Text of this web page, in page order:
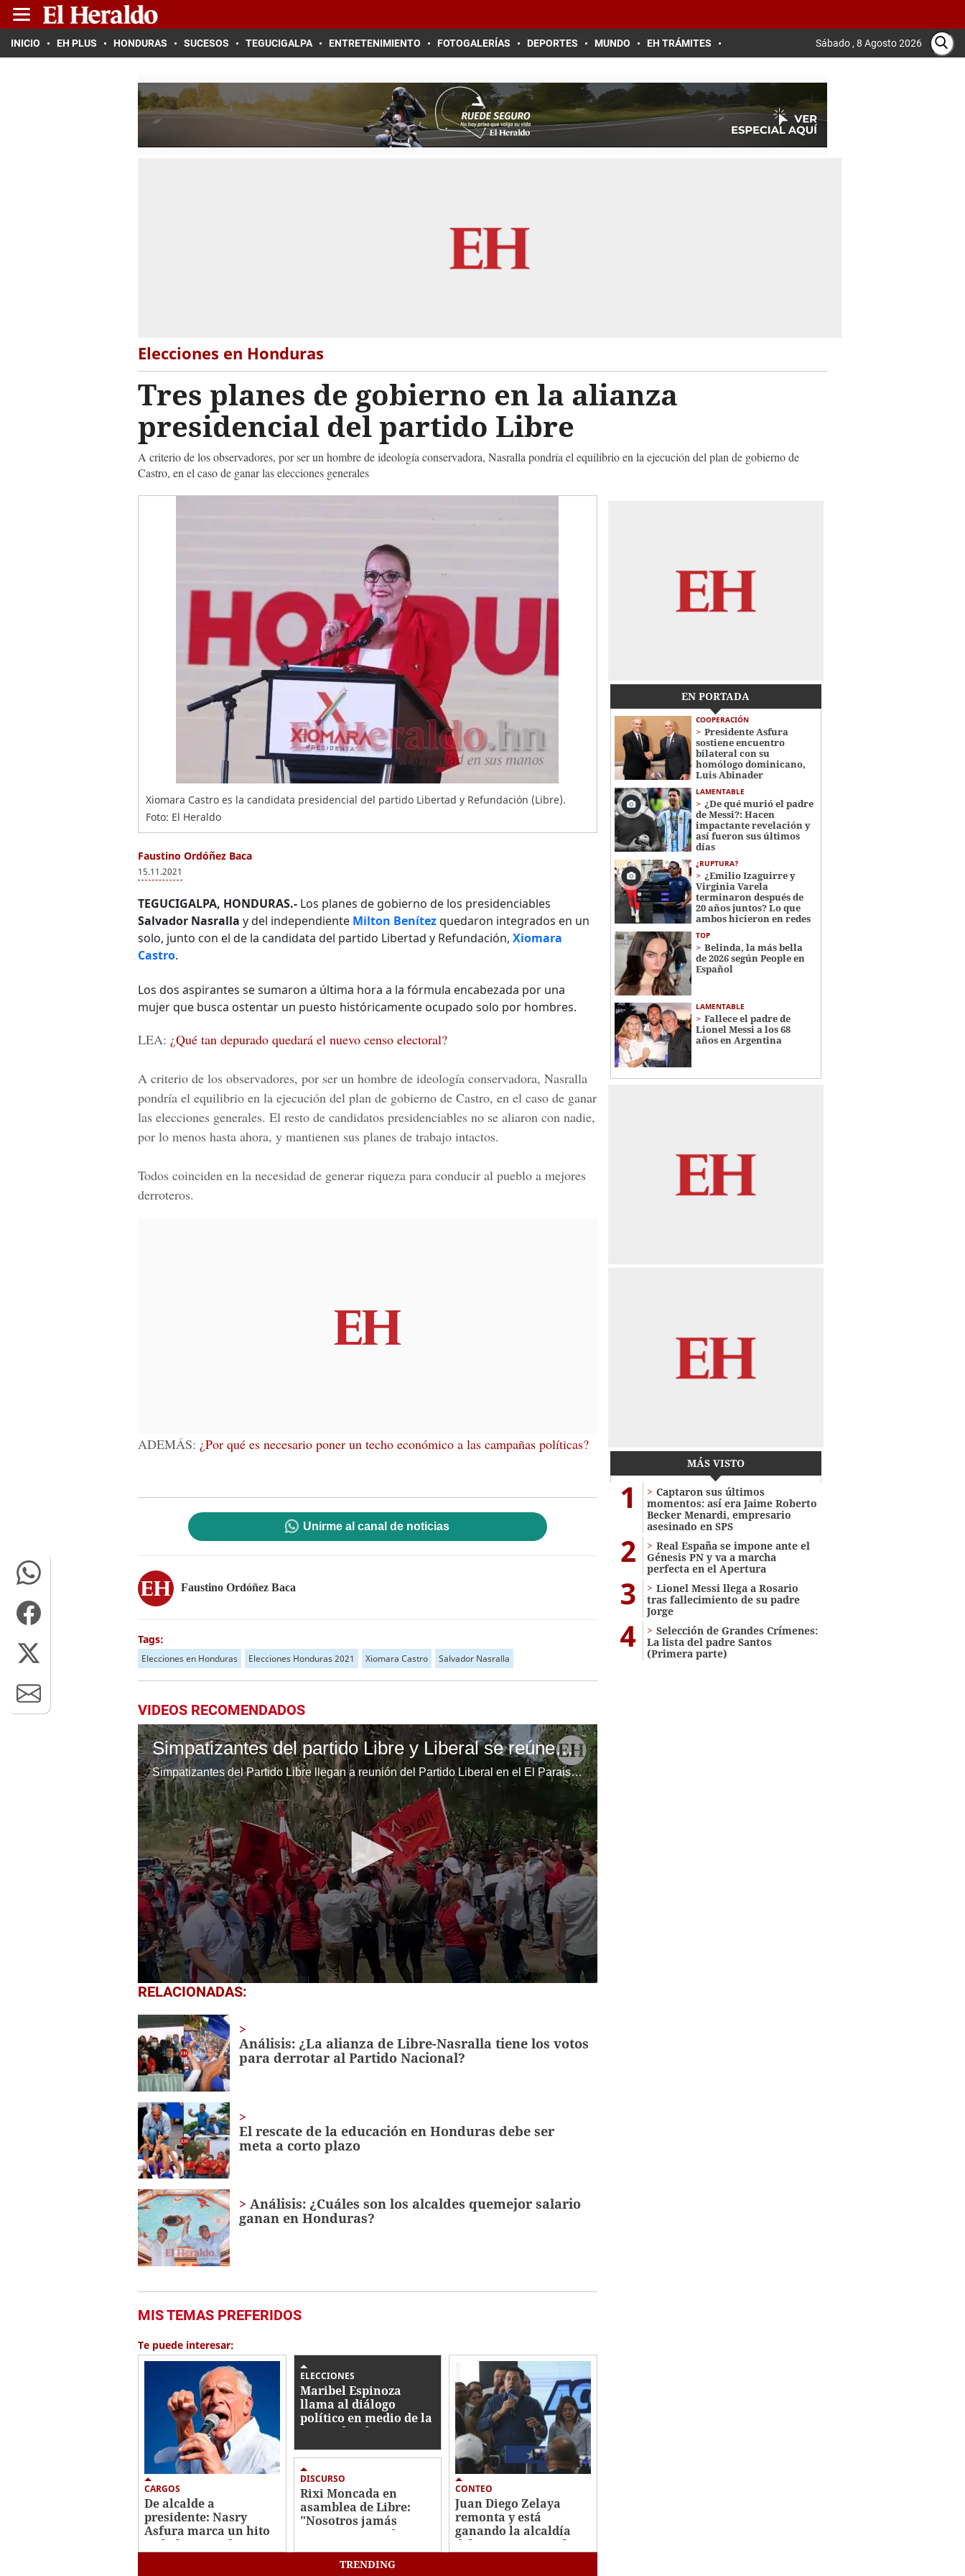
INICIO EH PLUS HONDURAS SUCESOS TEGUCIGALPA ENTRETENIMIENTO FOTOGALERÍAS DEPORTES MUNDO EH TRÁMITES Sábado , 8 Agosto 2026
Elecciones en Honduras
Tres planes de gobierno en la alianza
presidencial del partido Libre
A criterio de los observadores, por ser un hombre de ideología conservadora, Nasralla pondría el equilibrio en la ejecución del plan de gobierno de
Castro, en el caso de ganar las elecciones generales
Xiomara Castro es la candidata presidencial del partido Libertad y Refundación (Libre).
Foto: El Heraldo
Faustino Ordóñez Baca
15.11.2021
TEGUCIGALPA, HONDURAS.- Los planes de gobierno de los presidenciables
Salvador Nasralla y del independiente Milton Benítezquedaron integrados en un
solo, junto con el de la candidata del partido Libertad y Refundación, Xiomara
Castro.
Los dos aspirantes se sumaron a última hora a la fórmula encabezada por una
mujer que busca ostentar un puesto históricamente ocupado solo por hombres.
LEA: ¿Qué tan depurado quedará el nuevo censo electoral?
A criterio de los observadores, por ser un hombre de ideología conservadora, Nasralla
pondría el equilibrio en la ejecución del plan de gobierno de Castro, en el caso de ganar
las elecciones generales. El resto de candidatos presidenciables no se aliaron con nadie,
por lo menos hasta ahora, y mantienen sus planes de trabajo intactos.
Todos coinciden en la necesidad de generar riqueza para conducir al pueblo a mejores
derroteros.
ADEMÁS: ¿Por qué es necesario poner un techo económico a las campañas políticas?
Unirme al canal de noticias
Faustino Ordóñez Baca
Tags:
Elecciones en Honduras Elecciones Honduras 2021 Xiomara Castro Salvador Nasralla
VIDEOS RECOMENDADOS
Simpatizantes del partido Libre y Liberal se reúnen en El Paraíso
Simpatizantes del Partido Libre llegan a reunión del Partido Liberal en el El Paraiso, donde se encontraba el aspirante Liberal Yani Rosenthal Hidalgo.
0
seconds
minute,
29
secondsVolume
0%
RELACIONADAS:
Análisis: ¿La alianza de Libre-Nasralla tiene los votos
para derrotar al Partido Nacional?
El rescate de la educación en Honduras debe ser
meta a corto plazo
Análisis: ¿Cuáles son los alcaldes quemejor salario
ganan en Honduras?
MIS TEMAS PREFERIDOS
Te puede interesar:
CARGOS
De alcalde a
presidente: Nasry
Asfura marca un hito
en la historia de
ELECCIONES
Maribel Espinoza
llama al diálogo
político en medio de la
incertidumbre
DISCURSO
Rixi Moncada en
asamblea de Libre:
"Nosotros jamás
reconoceremos las
elecciones"
CONTEO
Juan Diego Zelaya
remonta y está
ganando la alcaldía
del Distrito Central
EN PORTADA
COOPERACIÓN
Presidente Asfura
sostiene encuentro
bilateral con su
homólogo dominicano,
Luis Abinader
LAMENTABLE
¿De qué murió el padre
de Messi?: Hacen
impactante revelación y
así fueron sus últimos
días
¿RUPTURA?
¿Emilio Izaguirre y
Virginia Varela
terminaron después de
20 años juntos? Lo que
ambos hicieron en redes
TOP
Belinda, la más bella
de 2026 según People en
Español
LAMENTABLE
Fallece el padre de
Lionel Messi a los 68
años en Argentina
MÁS VISTO
1
Captaron sus últimos
momentos: así era Jaime Roberto
Becker Menardi​​​, empresario
asesinado en SPS
2
Real España se impone ante el
Génesis PN y va a marcha
perfecta en el Apertura
3
Lionel Messi llega a Rosario
tras fallecimiento de su padre
Jorge
4
Selección de Grandes Crímenes:
La lista del padre Santos
(Primera parte)
TRENDING